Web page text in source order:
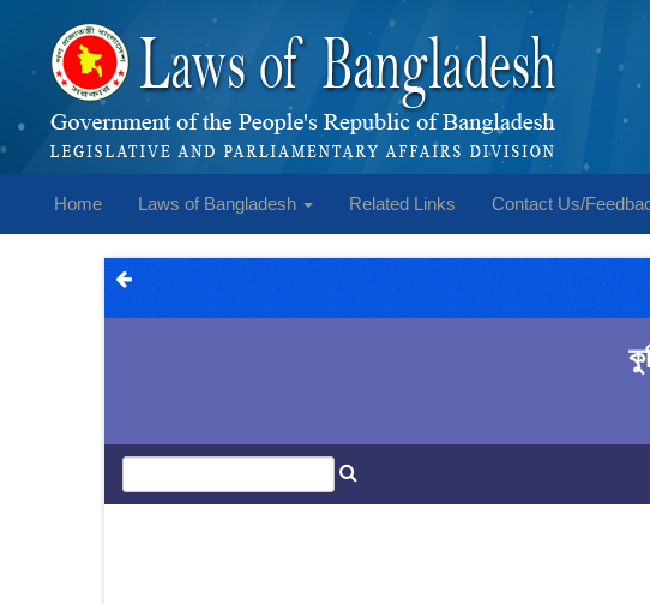
Home Laws of Bangladesh Related Links Contact Us/